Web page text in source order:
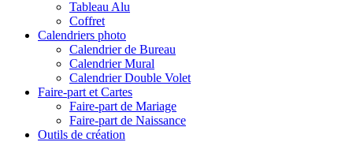
Tableau Alu
Coffret
Calendriers photo
Calendrier de Bureau
Calendrier Mural
Calendrier Double Volet
Faire-part et Cartes
Faire-part de Mariage
Faire-part de Naissance
Outils de création